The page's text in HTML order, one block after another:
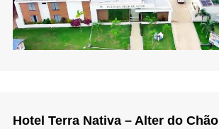
Hotel Terra Nativa – Alter do Chão